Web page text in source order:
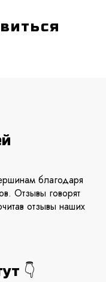
благодаря
Отзывы говорят
отзывы наших
👇